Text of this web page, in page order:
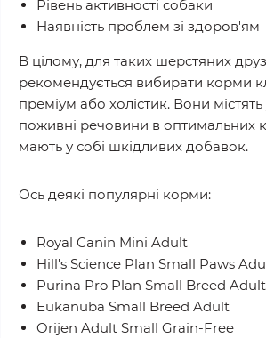
Рівень активності собаки
Наявність проблем зі здоров'ям
В цілому, для таких шерстяних
рекомендується вибирати корми
преміум або холістик. Вони містять
поживні речовини в оптимальних
мають у собі шкідливих добавок.
Ось деякі популярні корми:
Royal Canin Mini Adult
Hill's Science Plan Small Paws
Purina Pro Plan Small Breed Adult
Eukanuba Small Breed Adult
Orijen Adult Small Grain-Free